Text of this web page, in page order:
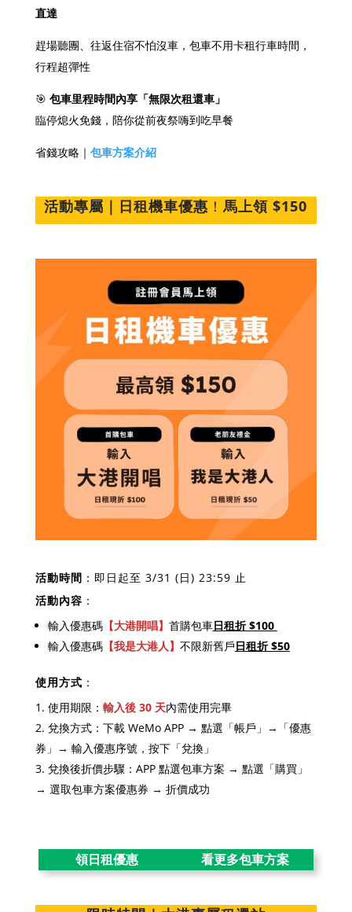
直達
趕場聽團、往返住宿不怕沒車，包車不用卡租行車時間，
行程超彈性
🎯 包車里程時間內享「無限次租還車」
臨停熄火免錢，陪你從前夜祭嗨到吃早餐
省錢攻略｜ 包車方案介紹
活動專屬｜日租機車優惠 ！馬上領 $150
活動時間 ：即日起至 3/31 (日) 23:59 止
活動內容 ：
輸入優惠碼【大港開唱】 首購包車日租折 $100
輸入優惠碼【我是大港人】 不限新舊戶日租折 $50
使用方式 ：
使用期限： 輸入後 30 天內需使用完畢
兌換方式：下載 WeMo APP → 點選「帳戶」→「優惠
券」→ 輸入優惠序號，按下「兌換」
兌換後折價步驟：APP 點選包車方案 → 點選「購買」
→ 選取包車方案優惠券 → 折價成功
領日租優惠 看更多包車方案